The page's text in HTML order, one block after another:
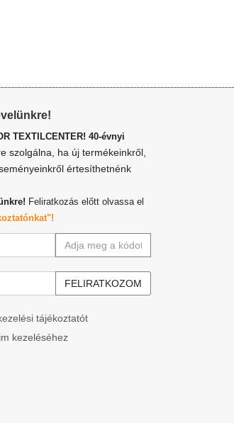
TEXTILCENTER! 40-évnyi
szolgálna, ha új termékeinkről,
értesíthetnénk
Feliratkozás előtt olvassa el
tájékoztatót
kezeléséhez